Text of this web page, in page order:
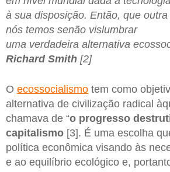
à sua disposição. Então, que
nós temos senão vislumbrar
uma verdadeira alternativa
Richard Smith [2]
O ecossocialismo tem como
alternativa de civilização radical
chamava de “o progresso
capitalismo [3]. É uma escolha
política econômica visando às
e ao equilíbrio ecológico e,